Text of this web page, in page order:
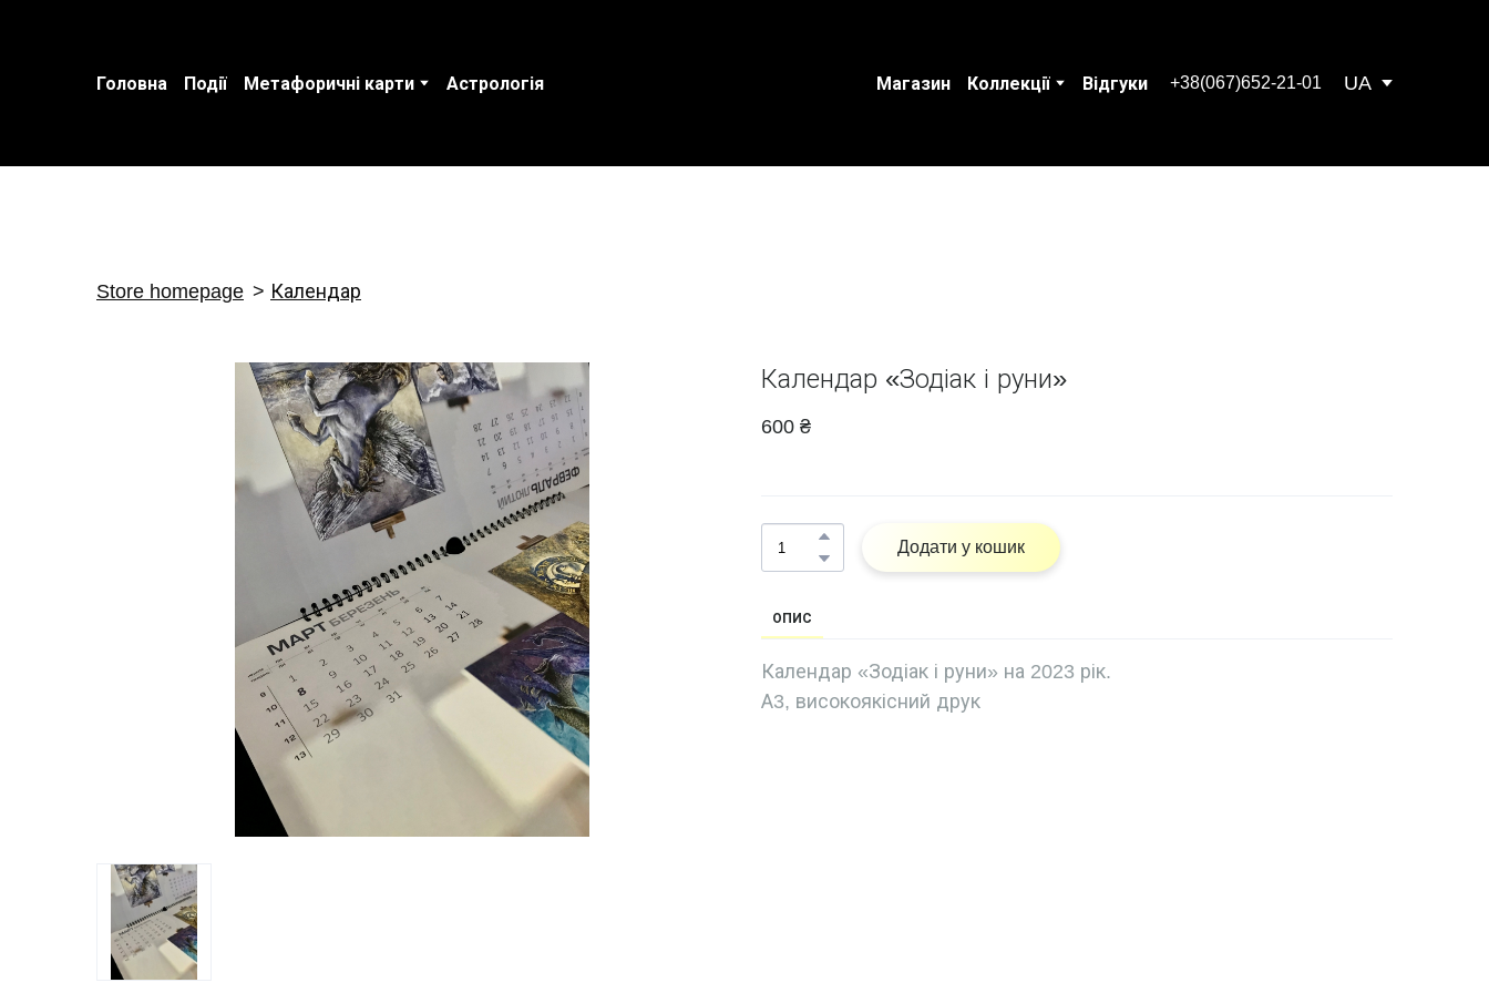
Головна Події Метафоричні карти Астрологія Магазин Коллекції Відгуки +38(067)652-21-01 UA
Store homepage Календар
Календар «Зодіак і руни»
600 ₴
Додати у кошик
ОПИС
Календар «Зодіак і руни» на 2023 рік.
А3, високоякісний друк